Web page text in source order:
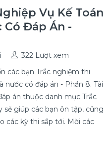
Vụ Kế Toán
Có Đáp Án -
322 Lượt xem
các bạn Trắc nghiệm thi
nước có đáp án - Phần 8. Tài
án thuộc danh mục Trắc
sẽ giúp các bạn ôn tập, củng
các kỳ thi sắp tới. Mời các